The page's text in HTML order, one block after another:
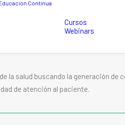
Continua
Cursos
Webinars
la salud buscando la generación de
de atención al paciente.